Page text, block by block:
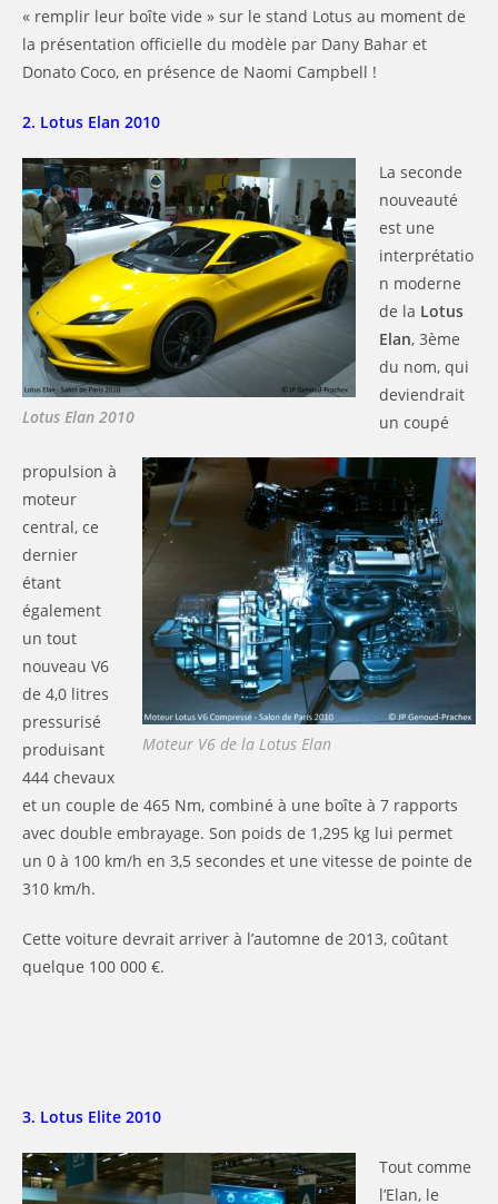
« remplir leur boîte vide » sur le stand Lotus au moment de
la présentation officielle du modèle par Dany Bahar et
Donato Coco, en présence de Naomi Campbell !
2. Lotus Elan 2010
Lotus Elan 2010
Moteur V6 de la Lotus Elan
La seconde
nouveauté
est une
interprétatio
n moderne
de la Lotus
Elan, 3ème
du nom, qui
deviendrait
un coupé
propulsion à
moteur
central, ce
dernier
étant
également
un tout
nouveau V6
de 4,0 litres
pressurisé
produisant
444 chevaux
et un couple de 465 Nm, combiné à une boîte à 7 rapports
avec double embrayage. Son poids de 1,295 kg lui permet
un 0 à 100 km/h en 3,5 secondes et une vitesse de pointe de
310 km/h.
Cette voiture devrait arriver à l’automne de 2013, coûtant
quelque 100 000 €.
3. Lotus Elite 2010
Tout comme
l’Elan, le